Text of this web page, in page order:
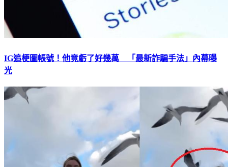
IG追梗圖帳號！他竟虧了好幾萬 「最新詐騙手法」內幕曝
光